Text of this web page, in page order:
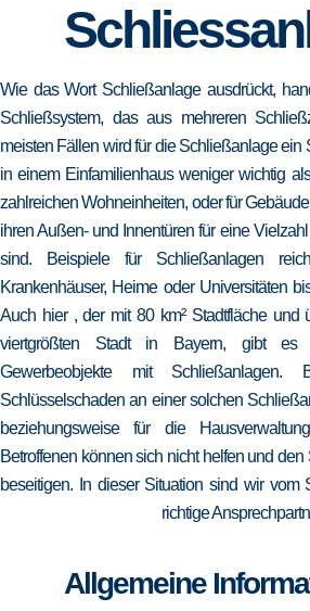
Wie das Wort Schließanlage ausdrückt,
Schließsystem, das aus mehreren
meisten Fällen wird für die Schließanlage ein
in einem Einfamilienhaus weniger wichtig
zahlreichen Wohneinheiten, oder für
ihren Außen- und Innentüren für eine
sind. Beispiele für Schließanlagen
Krankenhäuser, Heime oder Universitäten
Auch hier , der mit 80 km² Stadtfläche und
viertgrößten Stadt in Bayern, gibt es
Gewerbeobjekte mit
Schlüsselschaden an einer solchen
beziehungsweise für die
Betroffenen können sich nicht helfen und
beseitigen. In dieser Situation sind wir vom
richtige
Allgemeine